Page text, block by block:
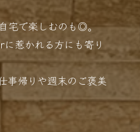
宅で楽しむのも◎。
惹かれる方にも寄り
事帰りや週末のご褒美